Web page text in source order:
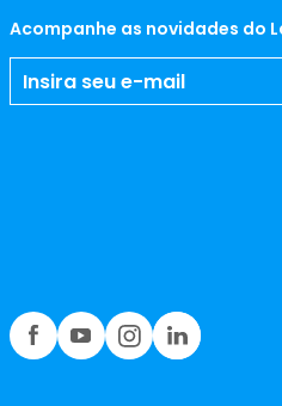
Acompanhe as novidades do